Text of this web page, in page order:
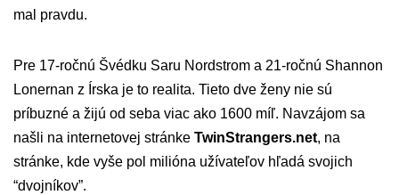
mal pravdu.
Pre 17-ročnú Švédku Saru Nordstrom a 21-ročnú Shannon
Lonernan z Írska je to realita. Tieto dve ženy nie sú
príbuzné a žijú od seba viac ako 1600 míľ. Navzájom sa
našli na internetovej stránke TwinStrangers.net, na
stránke, kde vyše pol milióna užívateľov hľadá svojich
“dvojníkov”.